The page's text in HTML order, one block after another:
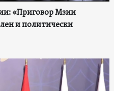
«Приговор Мзии
и политически